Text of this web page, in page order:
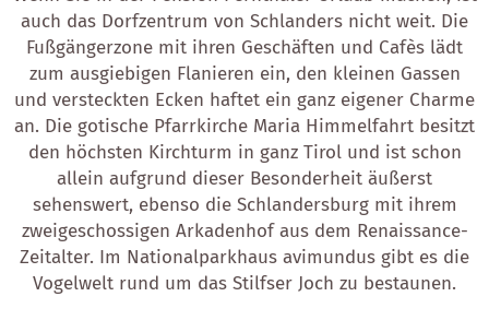
auch das Dorfzentrum von Schlanders nicht weit. Die
Fußgängerzone mit ihren Geschäften und Cafès lädt
zum ausgiebigen Flanieren ein, den kleinen Gassen
und versteckten Ecken haftet ein ganz eigener Charme
an. Die gotische Pfarrkirche Maria Himmelfahrt besitzt
den höchsten Kirchturm in ganz Tirol und ist schon
allein aufgrund dieser Besonderheit äußerst
sehenswert, ebenso die Schlandersburg mit ihrem
zweigeschossigen Arkadenhof aus dem Renaissance-
Zeitalter. Im Nationalparkhaus avimundus gibt es die
Vogelwelt rund um das Stilfser Joch zu bestaunen.